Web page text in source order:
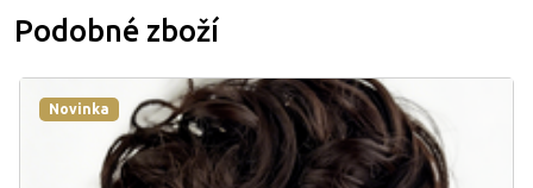
Podobné zboží
Novinka